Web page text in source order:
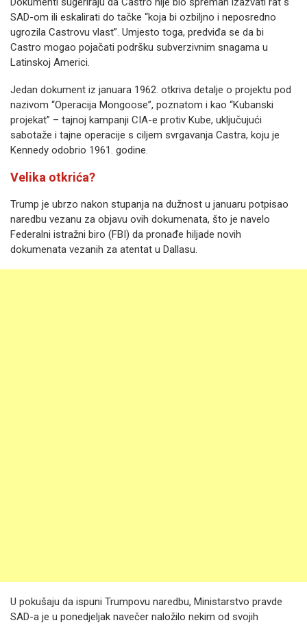
SAD-om ili eskalirati do tačke “koja bi ozbiljno i neposredno
ugrozila Castrovu vlast”. Umjesto toga, predviđa se da bi
Castro mogao pojačati podršku subverzivnim snagama u
Latinskoj Americi.
Jedan dokument iz januara 1962. otkriva detalje o projektu pod
nazivom “Operacija Mongoose”, poznatom i kao “Kubanski
projekat” – tajnoj kampanji CIA-e protiv Kube, uključujući
sabotaže i tajne operacije s ciljem svrgavanja Castra, koju je
Kennedy odobrio 1961. godine.
Velika otkrića?
Trump je ubrzo nakon stupanja na dužnost u januaru potpisao
naredbu vezanu za objavu ovih dokumenata, što je navelo
Federalni istražni biro (FBI) da pronađe hiljade novih
dokumenata vezanih za atentat u Dallasu.
U pokušaju da ispuni Trumpovu naredbu, Ministarstvo pravde
SAD-a je u ponedjeljak navečer naložilo nekim od svojih